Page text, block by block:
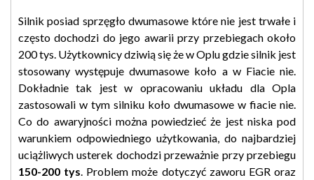
Silnik posiad sprzęgło dwumasowe które nie jest trwałe i
często dochodzi do jego awarii przy przebiegach około
200 tys. Użytkownicy dziwią się że w Oplu gdzie silnik jest
stosowany występuje dwumasowe koło a w Fiacie nie.
Dokładnie tak jest w opracowaniu układu dla Opla
zastosowali w tym silniku koło dwumasowe w fiacie nie.
Co do awaryjności można powiedzieć że jest niska pod
warunkiem odpowiedniego użytkowania, do najbardziej
uciążliwych usterek dochodzi przeważnie przy przebiegu
150-200 tys . Problem może dotyczyć zaworu EGR oraz